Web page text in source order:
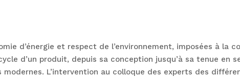
d’énergie et respect de l’environnement, imposées à la
d’un produit, depuis sa conception jusqu’à sa tenue en
L’intervention au colloque des experts des